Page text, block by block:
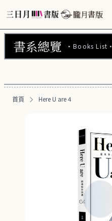
書系總覽 ·Books List·
朧月書版 (275)
周邊商品 (260)
首頁 Here U are 4